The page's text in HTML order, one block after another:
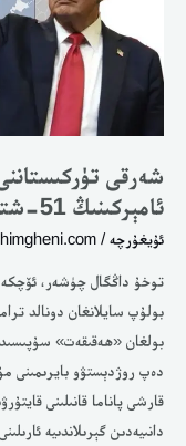
شەرقى
ئامېركىنىڭ 51-شتاتى بۇلۇشنى خالايمىز !
ئۇيغۇرچە/ By
توخۇ داڭگال چۈشەر، ئۆچكە
بولغان «ھەقىقەت»
دەپ روژدېستۋو بايرىمىنى
دانىيەدىن گېرىلاندىيە
شتاتى
بۇلۇشنى
!